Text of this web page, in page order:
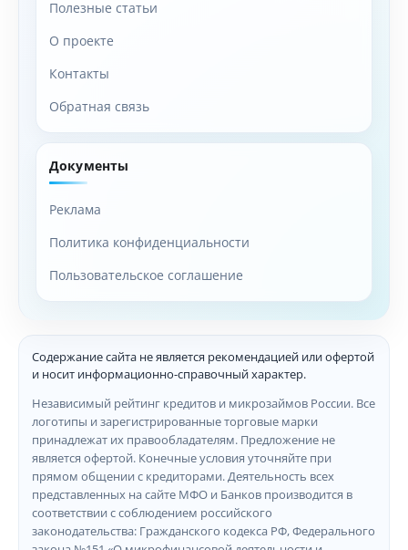
Полезные статьи
О проекте
Контакты
Обратная связь
Документы
Реклама
Политика конфиденциальности
Пользовательское соглашение
Содержание сайта не является рекомендацией или офертой
и носит информационно-справочный характер.
Независимый рейтинг кредитов и микрозаймов России. Все
логотипы и зарегистрированные торговые марки
принадлежат их правообладателям. Предложение не
является офертой. Конечные условия уточняйте при
прямом общении с кредиторами. Деятельность всех
представленных на сайте МФО и Банков производится в
соответствии с соблюдением российского
законодательства: Гражданского кодекса РФ, Федерального